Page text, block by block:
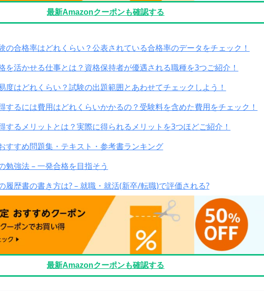
最新Amazonクーポンも確認する
の合格率はどれくらい？公表されている合格率のデータをチェック！
を活かせる仕事とは？資格保持者が優遇される職種を3つご紹介！
度はどれくらい？試験の出題範囲とあわせてチェックしよう！
するには費用はどれくらいかかるの？受験料を含めた費用をチェック！
するメリットとは？実際に得られるメリットを3つほどご紹介！
すすめ問題集・テキスト・参考書ランキング
勉強法 – 一発合格を目指そう
履歴書の書き方は? – 就職・就活(新卒/転職)で評価される?
最新Amazonクーポンも確認する